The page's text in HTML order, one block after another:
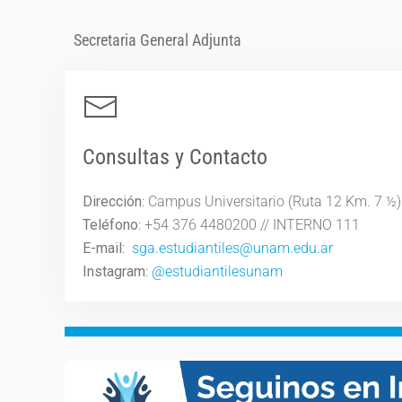
Secretaria General Adjunta
Consultas y Contacto
Dirección: Campus Universitario (Ruta 12 Km. 7
Teléfono: +54 376 4480200 // INTERNO 111
E-mail: sga.estudiantiles@unam.edu.ar
Instagram: @estudiantilesunam